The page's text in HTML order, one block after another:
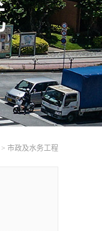
> 市政及水务工程